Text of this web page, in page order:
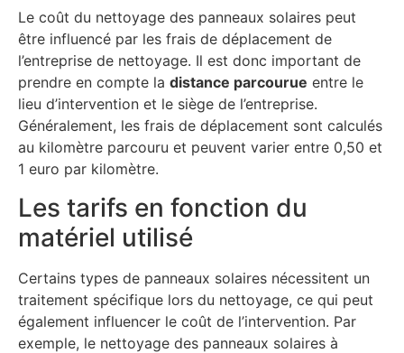
Le coût du nettoyage des panneaux solaires peut
être influencé par les frais de déplacement de
l’entreprise de nettoyage. Il est donc important de
prendre en compte la distance parcourue entre le
lieu d’intervention et le siège de l’entreprise.
Généralement, les frais de déplacement sont calculés
au kilomètre parcouru et peuvent varier entre 0,50 et
1 euro par kilomètre.
Les tarifs en fonction du
matériel utilisé
Certains types de panneaux solaires nécessitent un
traitement spécifique lors du nettoyage, ce qui peut
également influencer le coût de l’intervention. Par
exemple, le nettoyage des panneaux solaires à